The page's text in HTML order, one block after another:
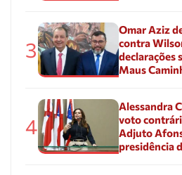
3
Omar Aziz
contra
declarações
Maus
4
Alessandra
voto
Adjuto
presidência